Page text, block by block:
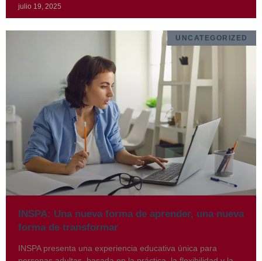
julio 19, 2025
UNCATEGORIZED
INSPA: Una nueva forma de aprender, una nueva
forma de transformar
INSPA presenta una experiencia educativa única para